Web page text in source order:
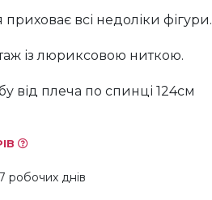
всі недоліки фігури.
із люриксовою ниткою.
від плеча по спинці 124см
робочих днів